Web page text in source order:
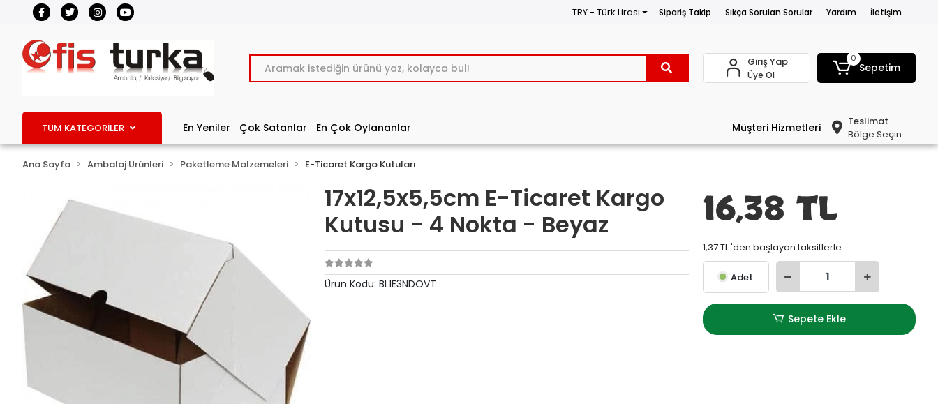
TRY - Türk Lirası Sipariş Takip Sıkça Sorulan Sorular Yardım İletişim
Giriş Yap
Üye Ol
0
Sepetim
TÜM KATEGORİLER En Yeniler Çok Satanlar En Çok Oylananlar Müşteri Hizmetleri
Teslimat
Bölge Seçin
Ana Sayfa Ambalaj Ürünleri Paketleme Malzemeleri E-Ticaret Kargo Kutuları
17x12,5x5,5cm E-Ticaret Kargo
Kutusu - 4 Nokta - Beyaz
Ürün Kodu:BL1E3NDOVT
16,38 TL
1,37 TL 'den başlayan taksitlerle
Adet
Sepete Ekle